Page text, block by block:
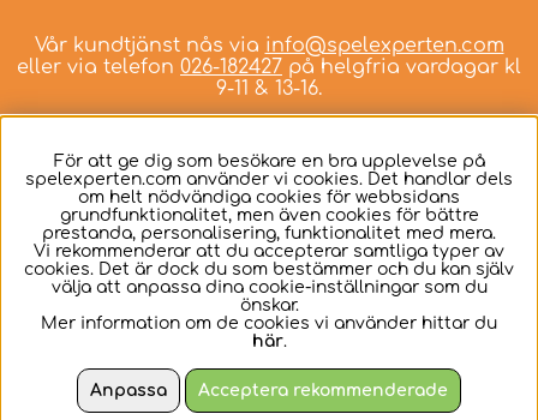
Vår kundtjänst nås via info@spelexperten.com
eller via telefon 026-182427 på helgfria vardagar kl
9-11 & 13-16.
Svenska
För att ge dig som besökare en bra upplevelse på
spelexperten.com använder vi cookies. Det handlar dels
om helt nödvändiga cookies för webbsidans
grundfunktionalitet, men även cookies för bättre
prestanda, personalisering, funktionalitet med mera.
Vi rekommenderar att du accepterar samtliga typer av
cookies. Det är dock du som bestämmer och du kan själv
välja att anpassa dina cookie-inställningar som du
önskar.
Mer information om de cookies vi använder hittar du
här.
Anpassa Acceptera rekommenderade